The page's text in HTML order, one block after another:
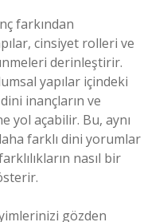
farkından
cinsiyet rolleri ve
derinleştirir.
yapılar içindeki
inançların ve
yol açabilir. Bu, aynı
farklı dini yorumlar
nasıl bir
gözden